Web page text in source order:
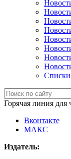
Списки
Горячая линия для
Вконтакте
МАКС
Издатель: